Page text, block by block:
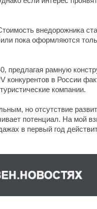
внедорожника
пока оформляются
предлагая рамную
конкурентов в России
компании.
но отсутствие
потенциал. На мой
в первый год